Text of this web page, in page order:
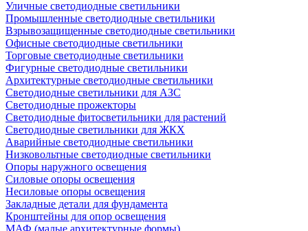
Уличные светодиодные светильники
Промышленные светодиодные светильники
Взрывозащищенные светодиодные светильники
Офисные светодиодные светильники
Торговые светодиодные светильники
Фигурные светодиодные светильники
Архитектурные светодиодные светильники
Светодиодные светильники для АЗС
Светодиодные прожекторы
Светодиодные фитосветильники для растений
Светодиодные светильники для ЖКХ
Аварийные светодиодные светильники
Низковольтные светодиодные светильники
Опоры наружного освещения
Силовые опоры освещения
Несиловые опоры освещения
Закладные детали для фундамента
Кронштейны для опор освещения
МАФ (малые архитектурные формы)